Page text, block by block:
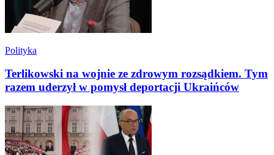
Polityka
Terlikowski na wojnie ze zdrowym rozsądkiem. Tym
razem uderzył w pomysł deportacji Ukraińców